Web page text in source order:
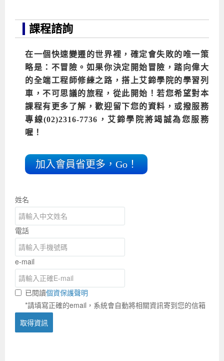
課程諮詢
在一個快速變遷的世界裡，確定會失敗的唯一策
略是：不冒險。如果你決定開始冒險，踏向偉大
的全端工程師修練之路，搭上艾鍗學院的學習列
車，不可思議的旅程，從此開始 ！若您希望對本
課程有更多了解，歡迎留下您的資料，或撥服務
專線(02)2316-7736，艾鍗學院將竭誠為您服務
喔！
加入會員省更多，Go！
姓名
電話
e-mail
已閱讀個資保護聲明
*請填寫正確的email，系統會自動將相關資訊寄到您的信箱
取得資訊